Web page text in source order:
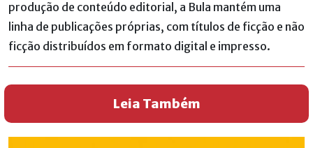
produção de conteúdo editorial, a Bula mantém uma
linha de publicações próprias, com títulos de ficção e não
ficção distribuídos em formato digital e impresso.
Leia Também